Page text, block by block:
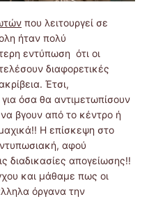
που λειτουργεί σε
ήταν πολύ
εντύπωση ότι οι
διαφορετικές
Έτσι,
για όσα θα αντιμετωπίσουν
βγουν από το κέντρο ή
Η επίσκεψη στο
αφού
διαδικασίες απογείωσης!!
και μάθαμε πως οι
όργανα την